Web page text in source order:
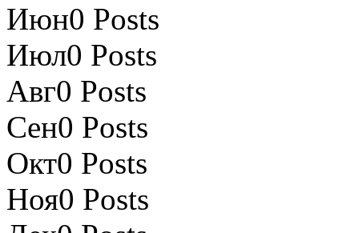
Июн0 Posts
Июл0 Posts
Авг0 Posts
Сен0 Posts
Окт0 Posts
Ноя0 Posts